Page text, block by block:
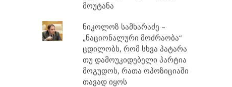
მოუტანა
ნიკოლოზ სამხარაძე –
„ნაციონალური მოძრაობა“
ცდილობს, რომ სხვა პატარა
თუ დამოუკიდებელი პარტია
მოგუდოს, რათა ოპოზიციაში
თავად იყოს